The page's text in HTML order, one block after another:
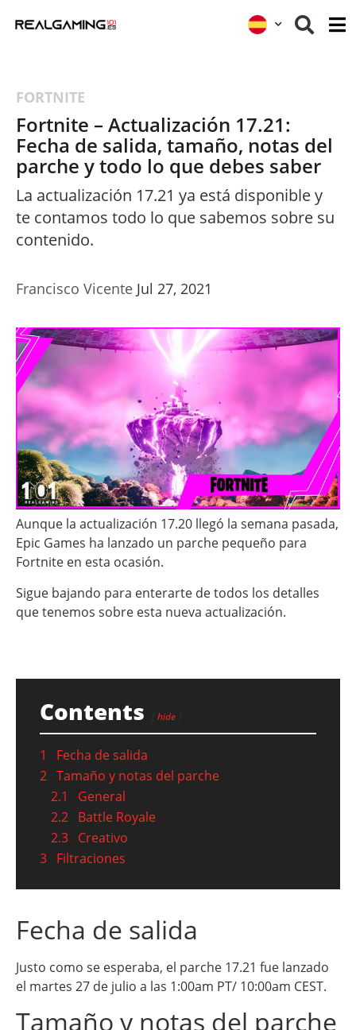
FORTNITE
Fortnite – Actualización 17.21:
Fecha de salida, tamaño, notas del
parche y todo lo que debes saber
La actualización 17.21 ya está disponible y
te contamos todo lo que sabemos sobre su
contenido.
Francisco Vicente Jul 27, 2021
Aunque la actualización 17.20 llegó la semana pasada,
Epic Games ha lanzado un parche pequeño para
Fortnite en esta ocasión.
Sigue bajando para enterarte de todos los detalles
que tenemos sobre esta nueva actualización.
Contents hide
1
Fecha de salida
2 Tamaño y notas del parche
2.1
General
2.2 Battle Royale
2.3 Creativo
3 Filtraciones
Fecha de salida
Justo como se esperaba, el parche 17.21 fue lanzado
el martes 27 de julio a las 1:00am PT/ 10:00am CEST.
Tamaño y notas del parche